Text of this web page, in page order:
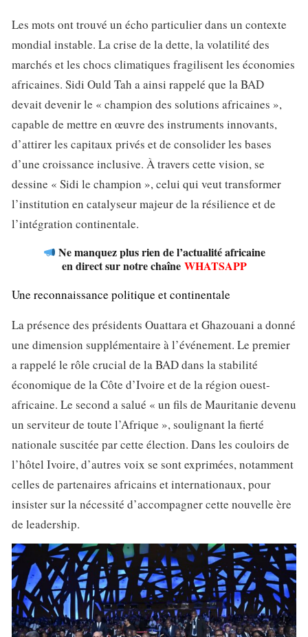
Les mots ont trouvé un écho particulier dans un contexte
mondial instable. La crise de la dette, la volatilité des
marchés et les chocs climatiques fragilisent les économies
africaines. Sidi Ould Tah a ainsi rappelé que la BAD
devait devenir le « champion des solutions africaines »,
capable de mettre en œuvre des instruments innovants,
d’attirer les capitaux privés et de consolider les bases
d’une croissance inclusive. À travers cette vision, se
dessine « Sidi le champion », celui qui veut transformer
l’institution en catalyseur majeur de la résilience et de
l’intégration continentale.
Ne manquez plus rien de l’actualité africaine
en direct sur notre chaîne WHATSAPP
Une reconnaissance politique et continentale
La présence des présidents Ouattara et Ghazouani a donné
une dimension supplémentaire à l’événement. Le premier
a rappelé le rôle crucial de la BAD dans la stabilité
économique de la Côte d’Ivoire et de la région ouest-
africaine. Le second a salué « un fils de Mauritanie devenu
un serviteur de toute l’Afrique », soulignant la fierté
nationale suscitée par cette élection. Dans les couloirs de
l’hôtel Ivoire, d’autres voix se sont exprimées, notamment
celles de partenaires africains et internationaux, pour
insister sur la nécessité d’accompagner cette nouvelle ère
de leadership.